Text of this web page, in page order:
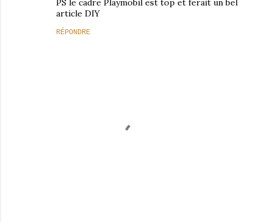
PS le cadre Playmobil est top et ferait un bel
article DIY
RÉPONDRE